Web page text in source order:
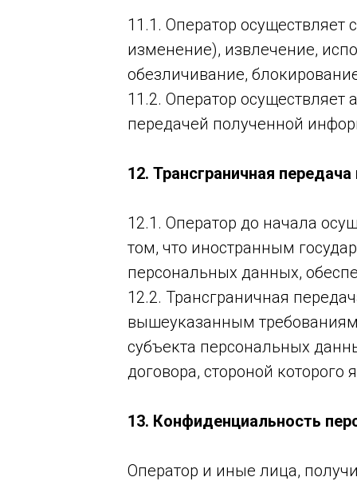
11.1. Оператор осуществляет
изменение), извлечение,
обезличивание,
11.2. Оператор
передачей полученной
12. Трансграничная
12.1. Оператор до начала
том, что иностранным
персональных данных,
12.2. Трансграничная
вышеуказанным
субъекта персональных
договора, стороной
13. Конфиденциальность
Оператор и иные лица,